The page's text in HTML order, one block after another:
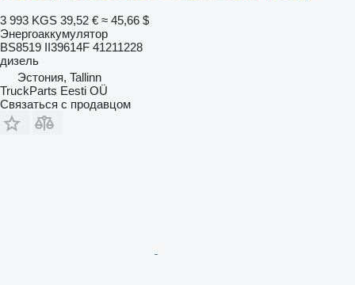
3 993 KGS 39,52 € ≈ 45,66 $
Энергоаккумулятор
BS8519 II39614F 41211228
дизель
Эстония, Tallinn
TruckParts Eesti OÜ
Связаться с продавцом